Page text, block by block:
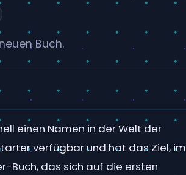
Buch.
einen Namen in der Welt der
verfügbar und hat das Ziel, im
Buch, das sich auf die ersten